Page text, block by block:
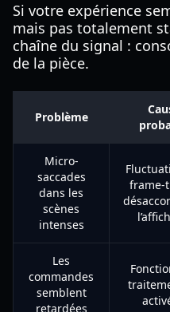
Si votre expérience
mais pas totalement
chaîne du signal :
de la pièce.
Problème
Micro-
saccades
dans les
scènes
intenses
frame-
Les
commandes
semblent
retardées